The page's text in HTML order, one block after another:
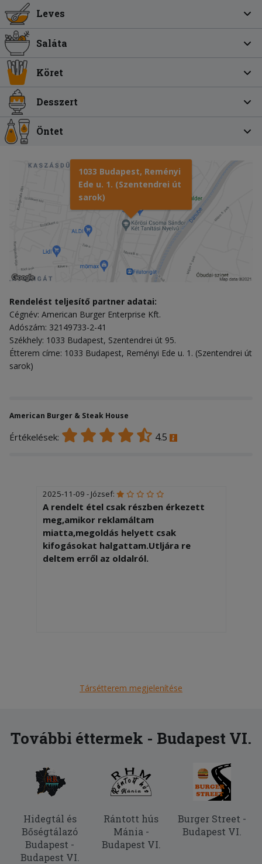
Leves
Saláta
Köret
Desszert
Öntet
1033 Budapest, Reményi
Ede u. 1. (Szentendrei út
sarok)
Rendelést teljesítő partner adatai:
Cégnév: American Burger Enterprise Kft.
Adószám: 32149733-2-41
Székhely: 1033 Budapest, Szentendrei út 95.
Étterem címe: 1033 Budapest, Reményi Ede u. 1. (Szentendrei út
sarok)
American Burger & Steak House
Értékelések: 4.5
2025-11-09 - József:
A rendelt étel csak részben érkezett
meg,amikor reklamáltam
miatta,megoldás helyett csak
kifogásokat halgattam.Utljára re
deltem erről az oldalról.
Társétterem megjelenítése
További éttermek - Budapest VI.
Hidegtál és
Bőségtálazó
Budapest -
Budapest VI.
Rántott hús
Mánia -
Budapest VI.
Burger Street -
Budapest VI.